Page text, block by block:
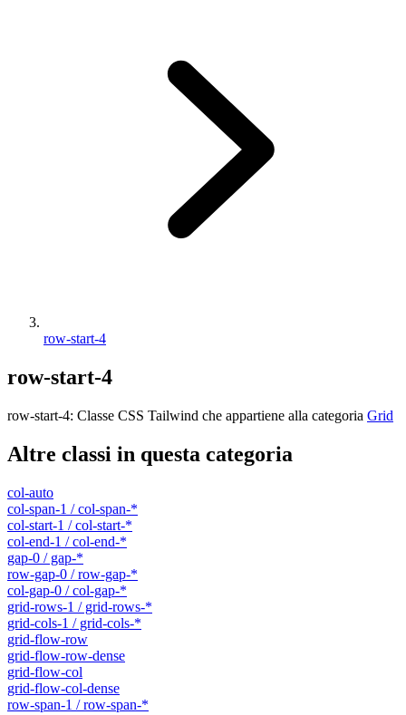
row-start-4
row-start-4
row-start-4: Classe CSS Tailwind che appartiene alla categoria Grid
Altre classi in questa categoria
col-auto
col-span-1 / col-span-*
col-start-1 / col-start-*
col-end-1 / col-end-*
gap-0 / gap-*
row-gap-0 / row-gap-*
col-gap-0 / col-gap-*
grid-rows-1 / grid-rows-*
grid-cols-1 / grid-cols-*
grid-flow-row
grid-flow-row-dense
grid-flow-col
grid-flow-col-dense
row-span-1 / row-span-*